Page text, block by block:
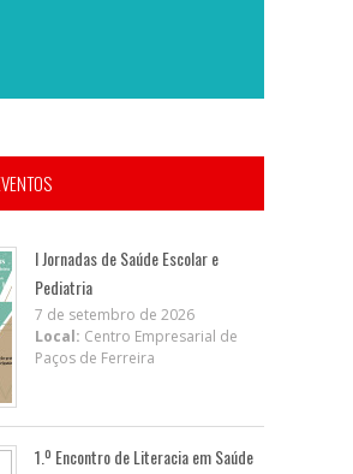
I Jornadas de Saúde Escolar e
Pediatria
7 de setembro de 2026
Local: Centro Empresarial de
Paços de Ferreira
1.º Encontro de Literacia em Saúde